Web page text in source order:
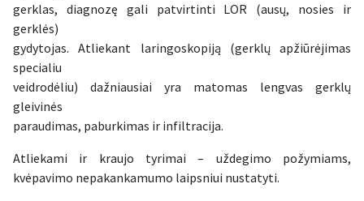
gerklas, diagnozę gali patvirtinti LOR (ausų, nosies ir
gerklės)
gydytojas. Atliekant laringoskopiją (gerklų apžiūrėjimas
specialiu
veidrodėliu) dažniausiai yra matomas lengvas gerklų
gleivinės
paraudimas, paburkimas ir infiltracija.
Atliekami ir kraujo tyrimai – uždegimo požymiams,
kvėpavimo nepakankamumo laipsniui nustatyti.